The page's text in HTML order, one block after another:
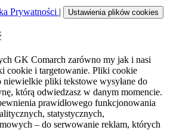
Prywatności | Ustawienia plików cookies
GK Comarch zarówno my jak i nasi
cookie i targetowanie. Pliki cookie
niewielkie pliki tekstowe wysyłane do
którą odwiedzasz w danym momencie.
prawidłowego funkcjonowania
statystycznych,
– do serwowanie reklam, których